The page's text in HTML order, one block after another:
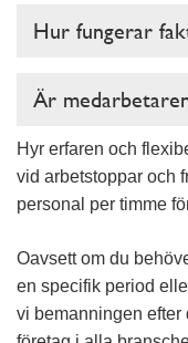
Hyr erfaren och
vid arbetstoppar och
personal per timme
Oavsett om du
en specifik period
vi bemanningen efter
Hur fungerar
Är